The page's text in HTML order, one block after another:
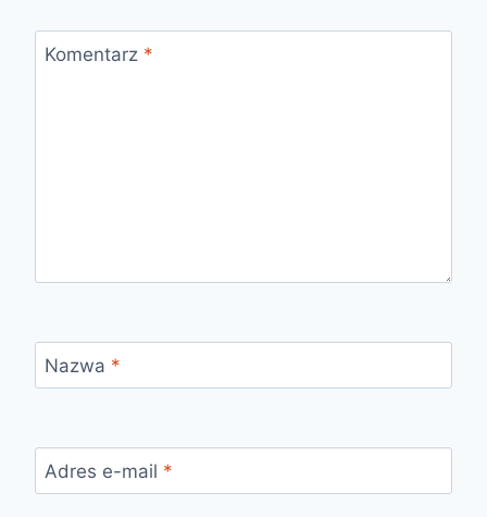
Komentarz *
Nazwa *
Adres e-mail *